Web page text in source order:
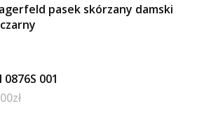
pasek skórzany damski
0876S 001
zł